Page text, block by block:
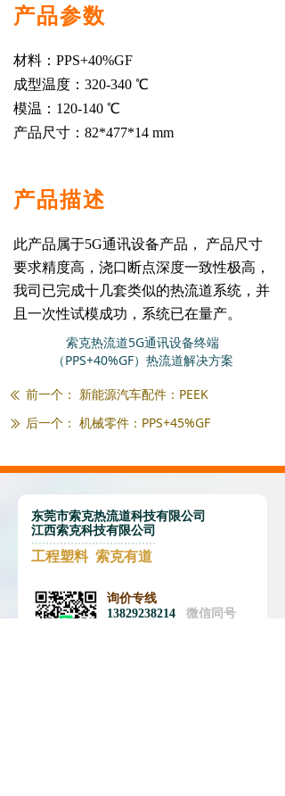
产品参数
材料：PPS+40%GF
成型温度：320-340 ℃
模温：120-140 ℃
产品尺寸：82*477*14 mm
产品描述
此产品属于5G通讯设备产品， 产品尺寸
要求精度高，浇口断点深度一致性极高，
我司已完成十几套类似的热流道系统，并
且一次性试模成功，系统已在量产。
索克热流道5G通讯设备终端
（PPS+40%GF）热流道解决方案
ꅃ 前一个： 新能源汽车配件：PEEK
ꅀ 后一个： 机械零件：PPS+45%GF
东莞市索克热流道科技有限公司
江西索克科技有限公司
询价专线
13829238214
微信同号
工程塑料 索克有道